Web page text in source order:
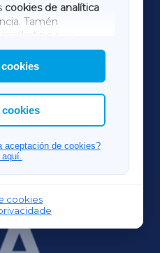
cookies de analítica
Tamén
a elección das
cookies
aceptación de cookies?
cookies